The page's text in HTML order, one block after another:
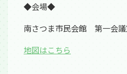
◆会場◆
南さつま市民会館 第一会
地図はこちら